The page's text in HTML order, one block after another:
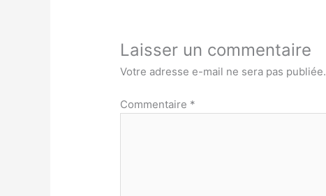
Laisser un commentaire
Votre adresse e-mail ne sera pas publiée.
Commentaire *